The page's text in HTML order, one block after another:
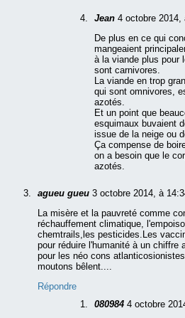
Jean 4 octobre 2014,
De plus en ce qui
mangeaient
à la viande plus pour
sont carnivores.
La viande en trop
qui sont omnivores,
azotés.
Et un point que
esquimaux buvaient
issue de la neige ou
Ça compense de
on a besoin que le
azotés.
agueu gueu 3 octobre 2014, à
La misère et la pauvreté comme
réchauffement climatique,
chemtrails,les pesticides.Les
pour réduire l'humanité à un chiffre
pour les néo cons
moutons bêlent....
Répondre
080984 4 octobre